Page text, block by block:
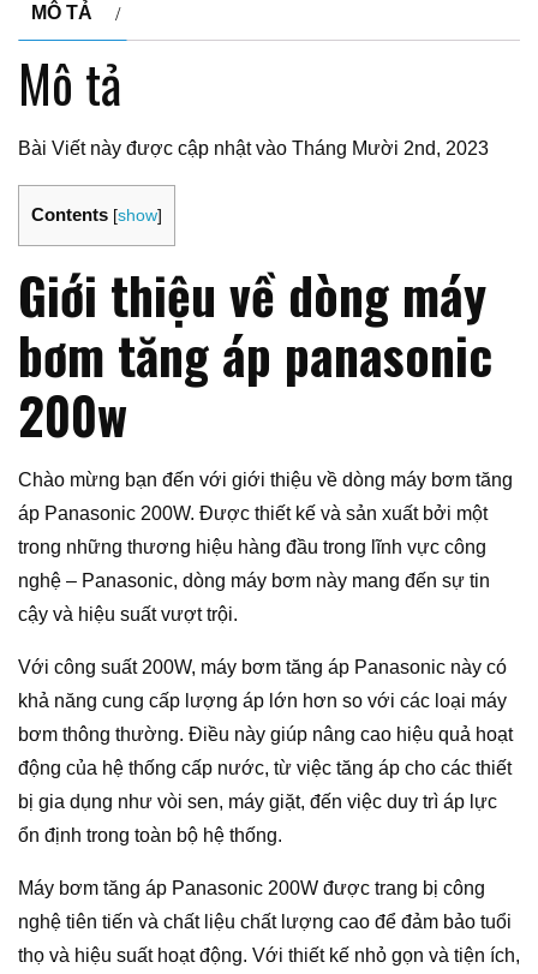
MÔ TẢ
Mô tả
Bài Viết này được cập nhật vào Tháng Mười 2nd, 2023
Contents [show]
Giới thiệu về dòng máy
bơm tăng áp panasonic
200w
Chào mừng bạn đến với giới thiệu về dòng máy bơm tăng
áp Panasonic 200W. Được thiết kế và sản xuất bởi một
trong những thương hiệu hàng đầu trong lĩnh vực công
nghệ – Panasonic, dòng máy bơm này mang đến sự tin
cậy và hiệu suất vượt trội.
Với công suất 200W, máy bơm tăng áp Panasonic này có
khả năng cung cấp lượng áp lớn hơn so với các loại máy
bơm thông thường. Điều này giúp nâng cao hiệu quả hoạt
động của hệ thống cấp nước, từ việc tăng áp cho các thiết
bị gia dụng như vòi sen, máy giặt, đến việc duy trì áp lực
ổn định trong toàn bộ hệ thống.
Máy bơm tăng áp Panasonic 200W được trang bị công
nghệ tiên tiến và chất liệu chất lượng cao để đảm bảo tuổi
thọ và hiệu suất hoạt động. Với thiết kế nhỏ gọn và tiện ích,